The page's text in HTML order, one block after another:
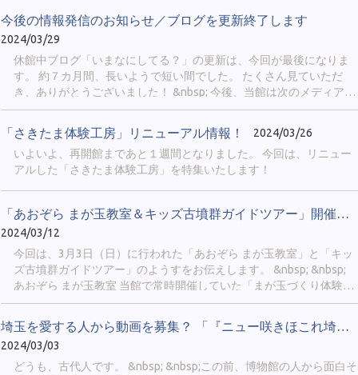
今後の情報発信のお知らせ／ブログを更新終了します
2024/03/29
休館中ブログ「いまなにしてる？」の更新は、今回が最後になりま
す。 約７カ月間、長いようで短い間でした。 たくさん見ていただ
き、ありがとうございました！ &nbsp; 今後、当館は次のメディアに
より情報を発信していきます。 &nbsp; ① 公式X ＠
sakitama_museum 当館の最新情報や、埼玉古墳群や博物館の豆知
識、イベント実施の様子などを発信します。 「鉄剣エピソードゼ
ロ」「古代人の日常」「博物館のおしごと」のような、シリーズ企
画も行われることがあります。 Xのアカウントをお持ちの方限定に
なりますが、当館のファンなら必ずフォローしてみてください。
&nbsp; &nbsp; ② 公式LINE（４月中旬から配信開始予定） 当館で
今後行われるイベントや展示について、最新情報を配信します。 ス
マートフォンの「LINE」まで通知をお届けできるので、イベント開
催を見逃したくない方にお勧めです！ &nbsp; ４月には、次のページ
から友だち追加ができるようになります。 https://sakitama-
muse.spec.ed.jp/official_line &nbsp; ③当HP 「新着情報」では、新し
い展示の開始や他館との連携企画についてお知らせします。 「イベ
「さきたま体験工房」リニューアル情報！
2024/03/26
いよいよ、再開館まであと１週間となりました。 今回は、リニュー
アルした「さきたま体験工房」を特集いたします！
「あおぞら まが玉教室＆キッズ古墳群ガイドツアー」開催しました。
2024/03/12
今回は、3月3日（日）に行われた「あおぞら まが玉教室」と「キッ
ズ古墳群ガイドツアー」のようすをお伝えします。 &nbsp; &nbsp;
あおぞら まが玉教室 当館で常時開催していた「まが玉づくり体験」
は休館に伴い休止中のため、まが玉を屋外で作れるイベントを開催
しました。会場は さきたま古墳公園の駐車場からほど近い、「北側
レストハウス」でした。 &nbsp;
埼玉を愛する人から動画を募集？ 「『ニュー咲きほこれ埼玉』みん...
2024/03/03
どうも、古代人です。 &nbsp; &nbsp;この前、博物館の人から面白そ